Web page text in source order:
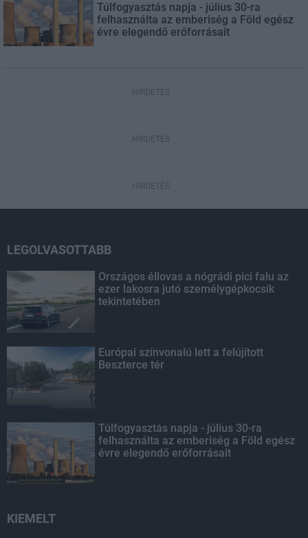
Túlfogyasztás napja - július 30-ra
felhasználta az emberiség a Föld egész
évre elegendő erőforrásait
HIRDETÉS
HIRDETÉS
HIRDETÉS
LEGOLVASOTTABB
Országos éllovas a nógrádi pici falu az
ezer lakosra jutó személygépkocsik
tekintetében
Európai színvonalú lett a felújított
Beszterce tér
Túlfogyasztás napja - július 30-ra
felhasználta az emberiség a Föld egész
évre elegendő erőforrásait
KIEMELT